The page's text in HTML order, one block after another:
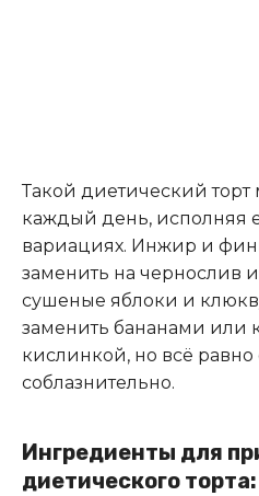
Такой диетический торт
каждый день, исполняя
вариациях. Инжир и
заменить на чернослив
сушеные яблоки и
заменить бананами или
кислинкой, но всё равно
соблазнительно.
Ингредиенты для
диетического торта: